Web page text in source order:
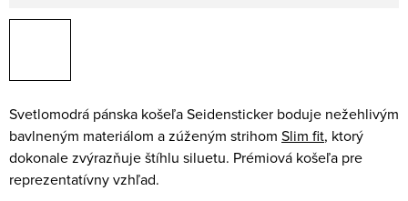
Svetlomodrá pánska košeľa Seidensticker boduje nežehlivým
bavlneným materiálom a zúženým strihom Slim fit, ktorý
dokonale zvýrazňuje štíhlu siluetu. Prémiová košeľa pre
reprezentatívny vzhľad.